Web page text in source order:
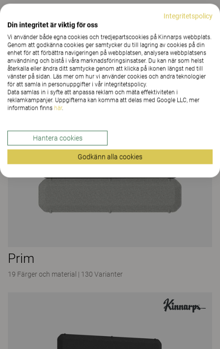
Mer från familjen
Prim
19 Färger och material | 130 Varianter
Integritetspolicy
Din integritet är viktig för oss
Vi använder både egna cookies och tredjepartscookies på Kinnarps webbplats.
Genom att godkänna cookies ger samtycker du till lagring av cookies på din
enhet för att förbättra navigeringen på webbplatsen, analysera webbplatsens
användning och bistå i våra marknadsföringsinsatser. Du kan när som helst
återkalla eller ändra ditt samtycke genom att klicka på ikonen längst ned till
vänster på sidan. Läs mer om hur vi använder cookies och andra teknologier
för att samla in personuppgifter i vår integritetspolicy.
Data samlas in i syfte att anpassa reklam och mäta effektiviteten i
reklamkampanjer. Uppgifterna kan komma att delas med Google LLC, mer
information finns här.
Hantera cookies
Godkänn alla cookies